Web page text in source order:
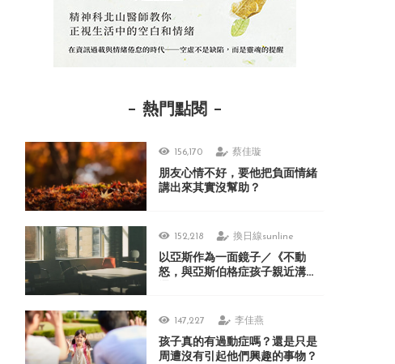
熱門點閱
156,170 蔡佳璇
朋友心情不好，要他把負面情緒
講出來其實沒幫助？
152,218 換日線sunline
以亞斯作為一面鏡子／《不動
怒，與亞斯伯格症孩子親近溝
147,227 李佳燕
孩子真的有過動症嗎？還是只是
周遭沒有引起他們興趣的事物？